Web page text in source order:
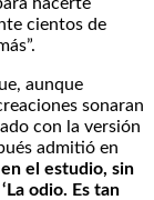
cientos de
aunque
sonaran
con la versión
admitió en
el estudio, sin
odio. Es tan